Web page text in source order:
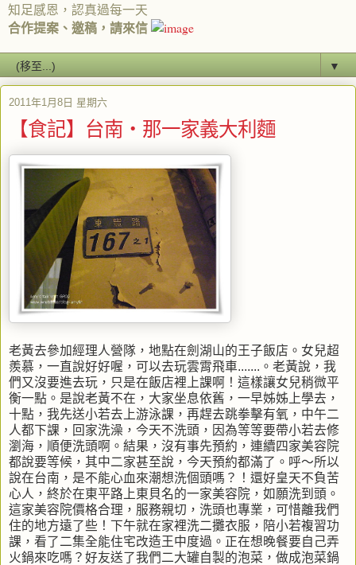
知足感恩，認真過每一天
合作提案、邀稿，請來信
▼
2011年1月8日 星期六
【食記】台南‧那一家義大利麵
老黃去參加經理人營隊，地點在劍湖山的王子飯店。女兒超
羨慕，一直說好好喔，可以去玩雲霄飛車.......。老黃說，我
們又沒要進去玩，只是在飯店裡上課啊！這樣讓女兒稍微平
衡一點。是說老黃不在，大家坐息依舊，一早姊姊上學去，
十點，我先送小若去上游泳課，再趕去跳拳擊有氧，中午二
人都下課，回家洗澡，今天不洗頭，因為等等要帶小若去修
瀏海，順便洗頭啊。結果，沒有事先預約，連續四家美容院
都說要等候，其中二家甚至說，今天預約都滿了。呼～所以
說在台南，是不能心血來潮想洗個頭嗎？！還好皇天不負苦
心人，終於在東平路上東貝名的一家美容院，如願洗到頭。
這家美容院價格合理，服務親切，洗頭也專業，可惜離我們
住的地方遠了些！下午就在家裡洗二攤衣服，陪小若複習功
課，看了二集全能住宅改造王中度過。正在想晚餐要自己弄
火鍋來吃嗎？好友送了我們二大罐自製的泡菜，做成泡菜鍋